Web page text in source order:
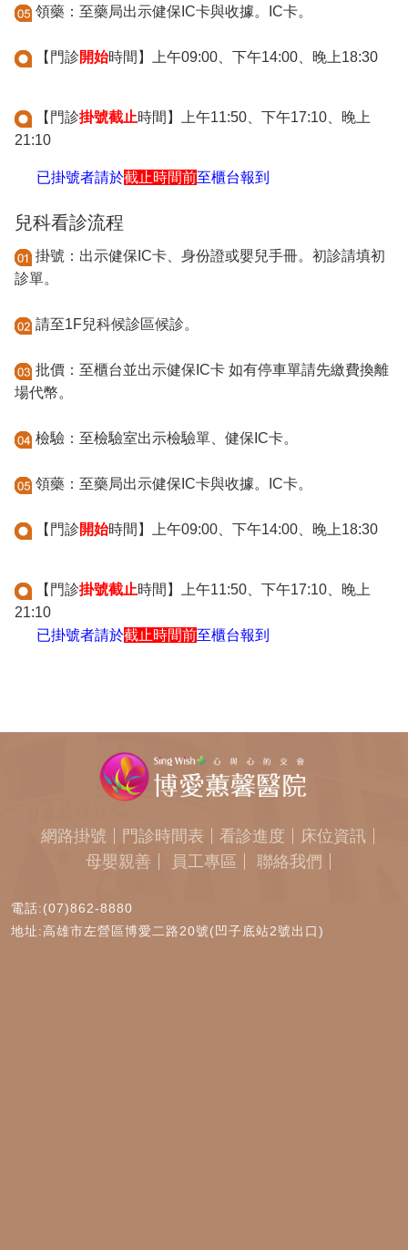
領藥：至藥局出示健保IC卡與收據。IC卡。
【門診開始時間】上午09:00、下午14:00、晚上18:30
【門診掛號截止時間】上午11:50、下午17:10、晚上
21:10
已掛號者請於截止時間前至櫃台報到
兒科看診流程
掛號：出示健保IC卡、身份證或嬰兒手冊。初診請填初
診單。
請至1F兒科候診區候診。
批價：至櫃台並出示健保IC卡 如有停車單請先繳費換離
場代幣。
檢驗：至檢驗室出示檢驗單、健保IC卡。
領藥：至藥局出示健保IC卡與收據。IC卡。
【門診開始時間】上午09:00、下午14:00、晚上18:30
【門診掛號截止時間】上午11:50、下午17:10、晚上
21:10
已掛號者請於截止時間前至櫃台報到
網路掛號 門診時間表 看診進度
床位資訊
母嬰親善
員工專區 聯絡我們
電話:(07)862-8880
地址:高雄市左營區博愛二路20號(凹子底站2號出口)